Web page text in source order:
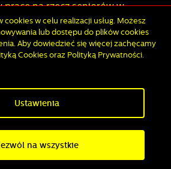
prace na rzecz seniorów w
Uniwersytetach Trzeciego
Wielkopolskich Rad Seniorów
partycypacji osób starszych”. Na
uczestnicy stworzyli "Mapę
zawiera pomysły do
rok. Wroniecką Radę
przewodnicząca Wiesława
ODPADÓW DANE O
w celu realizacji usług. Możesz
lub dostępu do plików cookies
Aby dowiedzieć się więcej zachęcamy
Cookies oraz Polityką Prywatności.
Ustawienia
na wszystkie
Zapisz wybrane
na wszystkie